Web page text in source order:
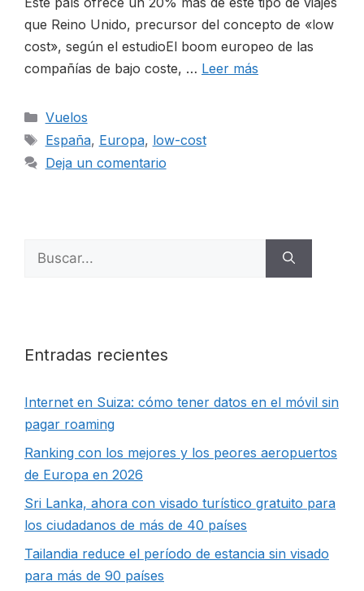
que Reino Unido, precursor del concepto de «low
cost», según el estudioEl boom europeo de las
compañías de bajo coste, … Leer más
Categorías
Vuelos
Etiquetas
España, Europa, low-cost
Deja un comentario
Buscar:
Entradas recientes
Internet en Suiza: cómo tener datos en el móvil sin
pagar roaming
Ranking con los mejores y los peores aeropuertos
de Europa en 2026
Sri Lanka, ahora con visado turístico gratuito para
los ciudadanos de más de 40 países
Tailandia reduce el período de estancia sin visado
para más de 90 países